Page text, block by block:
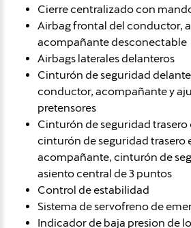
Cierre centralizado con
Airbag frontal del conductor,
acompañante desconectable
Airbags laterales delanteros
Cinturón de seguridad
conductor, acompañante y
pretensores
Cinturón de seguridad
cinturón de seguridad trasero
acompañante, cinturón de
asiento central de 3 puntos
Control de estabilidad
Sistema de servofreno de
Indicador de baja presion de